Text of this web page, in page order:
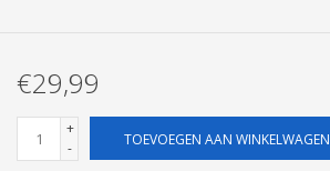
€29,99
+
-
TOEVOEGEN AAN WINKELWAGEN